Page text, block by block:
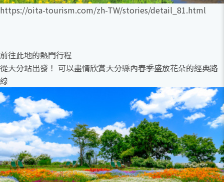
https://oita-tourism.com/zh-TW/stories/detail_81.html
前往此地的熱門行程
從大分站出發！ 可以盡情欣賞大分縣內春季盛放花朵的經典路
線